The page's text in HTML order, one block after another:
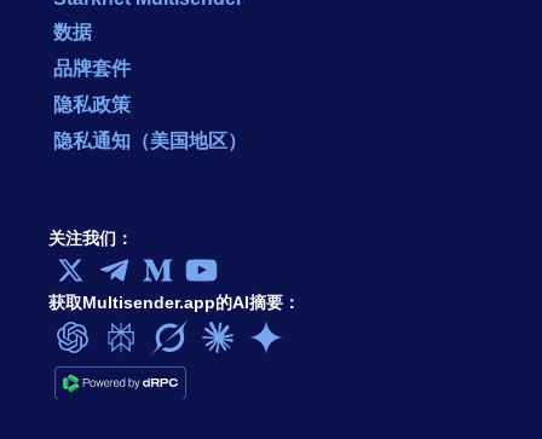
关注我们：
获取Multisender.app的AI摘要：
数据
品牌套件
隐私政策
隐私通知（美国地区）